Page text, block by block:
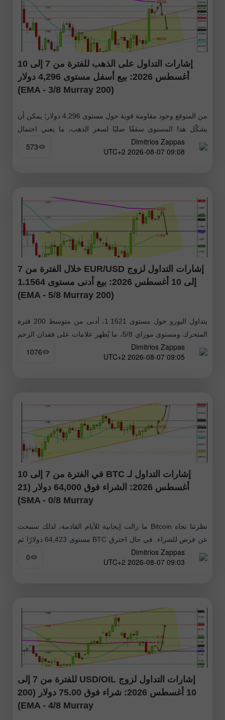
إشارات التداول على الذهب للفترة من 7 إلى 10
أغسطس 2026: بيع أسفل مستوى 4,296 دولار
(200 EMA - 3/8 Murray)
من المتوقع وجود مقاومة قوية حول مستوى 4,296 دولار؛ يمكن أن
يشكّل هذا المستوى سقفًا صلبًا لسعر الذهب، ما يعني احتمال
حدوث تصحيح فني إلى ما دون هذه المنطقة
Dimitrios Zappas
09:08 2026-08-07 UTC+2
573
إشارات التداول لزوج EUR/USD خلال الفترة من 7
إلى 10 أغسطس 2026: بيع أدنى مستوى 1.1564
(200 EMA - 5/8 Murray)
يتداول اليورو حول مستوى 1.1521، أدنى من متوسط 200 فترة
المتحرك ومستوى موراي 5/8، ما يُظهر علامات على فقدان الزخم
في الاتجاه الصاعد. بعد أن لامس مقاومة قوية عند المتوسط
Dimitrios Zappas
09:05 2026-08-07 UTC+2
1076
إشارات التداول لـ BTC في الفترة من 7 إلى 10
أغسطس 2026: الشراء فوق 64,000 دولار (21
SMA - 0/8 Murray)
نظرتنا تجاه Bitcoin ما زالت إيجابية للأيام القادمة، لذلك سنبحث
عن فرص للشراء. في حال اخترق BTC مستوى 64,423 دولارًا ثم
استقر فوق هذه المنطقة، فسيكون ذلك إشارة إيجابية للشراء
Dimitrios Zappas
09:03 2026-08-07 UTC+2
0
إشارات التداول لزوج USD/OIL للفترة من 7 إلى
10 أغسطس 2026: شراء فوق 75.00 دولار (200
EMA - 4/8 Murray)